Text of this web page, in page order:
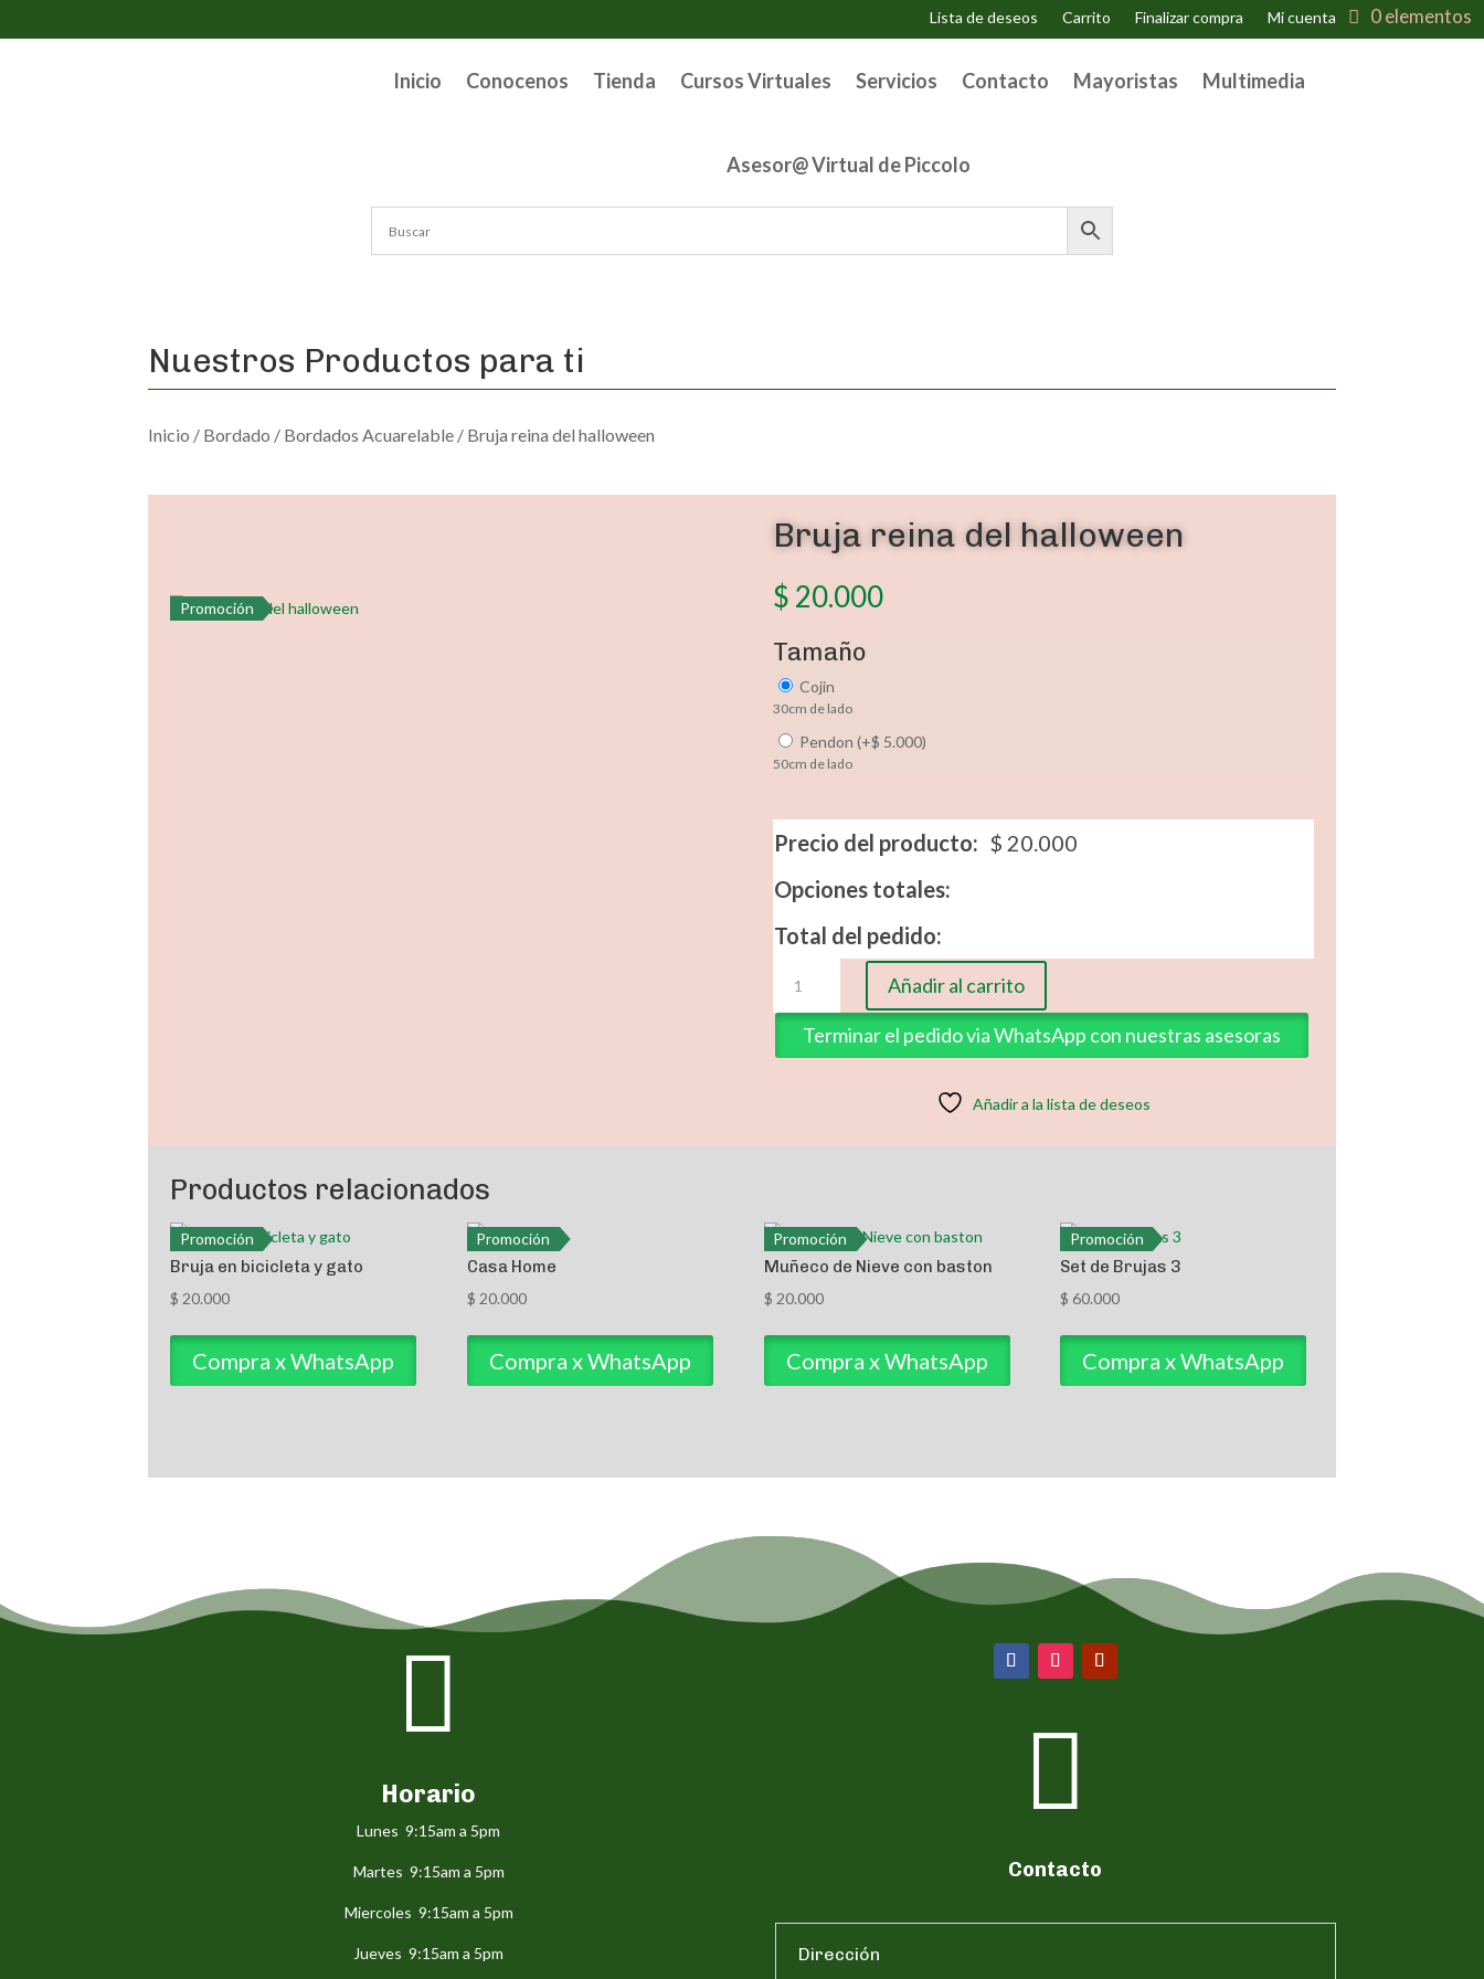
Lista de deseos Carrito Finalizar compra Mi cuenta 0 elementos
Inicio Conocenos Tienda Cursos Virtuales Servicios Contacto Mayoristas Multimedia
Asesor@ Virtual de Piccolo
Nuestros Productos para ti
Inicio / Bordado / Bordados Acuarelable / Bruja reina del halloween
Promoción
Bruja reina del halloween
$ 20.000
Tamaño
Cojin
30cm de lado
Pendon(+$ 5.000)
50cm de lado
Precio del producto: $ 20.000
Opciones totales:
Total del pedido:
reina
del
halloween
Añadir al carrito
Terminar el pedido via WhatsApp con nuestras asesoras
Añadir a la lista de deseos
Productos relacionados
Promoción
Bruja en bicicleta y gato
$ 20.000
Compra x WhatsApp
Promoción
Casa Home
$ 20.000
Compra x WhatsApp
Promoción
Muñeco de Nieve con baston
$ 20.000
Compra x WhatsApp
Promoción
Set de Brujas 3
$ 60.000
Compra x WhatsApp

Horario
Lunes 9:15am a 5pm
Martes 9:15am a 5pm
Miercoles 9:15am a 5pm
Jueves 9:15am a 5pm

Contacto
Dirección